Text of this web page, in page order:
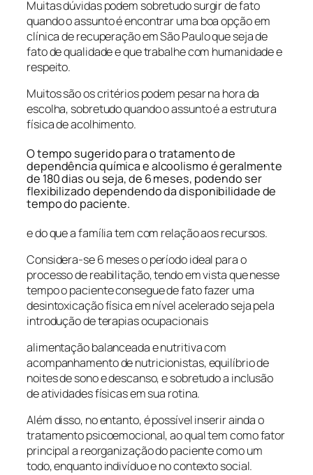
Muitas dúvidas podem sobretudo surgir de fato
quando o assunto é encontrar uma boa opção em
clínica de recuperação em São Paulo que seja de
fato de qualidade e que trabalhe com humanidade e
respeito.
Muitos são os critérios podem pesar na hora da
escolha, sobretudo quando o assunto é a estrutura
física de acolhimento.
O tempo sugerido para o tratamento de
dependência química e alcoolismo é geralmente
de 180 dias ou seja, de 6 meses, podendo ser
flexibilizado dependendo da disponibilidade de
tempo do paciente.
e do que a família tem com relação aos recursos.
Considera-se 6 meses o período ideal para o
processo de reabilitação, tendo em vista que nesse
tempo o paciente consegue de fato fazer uma
desintoxicação física em nível acelerado seja pela
introdução de terapias ocupacionais
alimentação balanceada e nutritiva com
acompanhamento de nutricionistas, equilíbrio de
noites de sono e descanso, e sobretudo a inclusão
de atividades físicas em sua rotina.
Além disso, no entanto, é possível inserir ainda o
tratamento psicoemocional, ao qual tem como fator
principal a reorganização do paciente como um
todo, enquanto indivíduo e no contexto social.